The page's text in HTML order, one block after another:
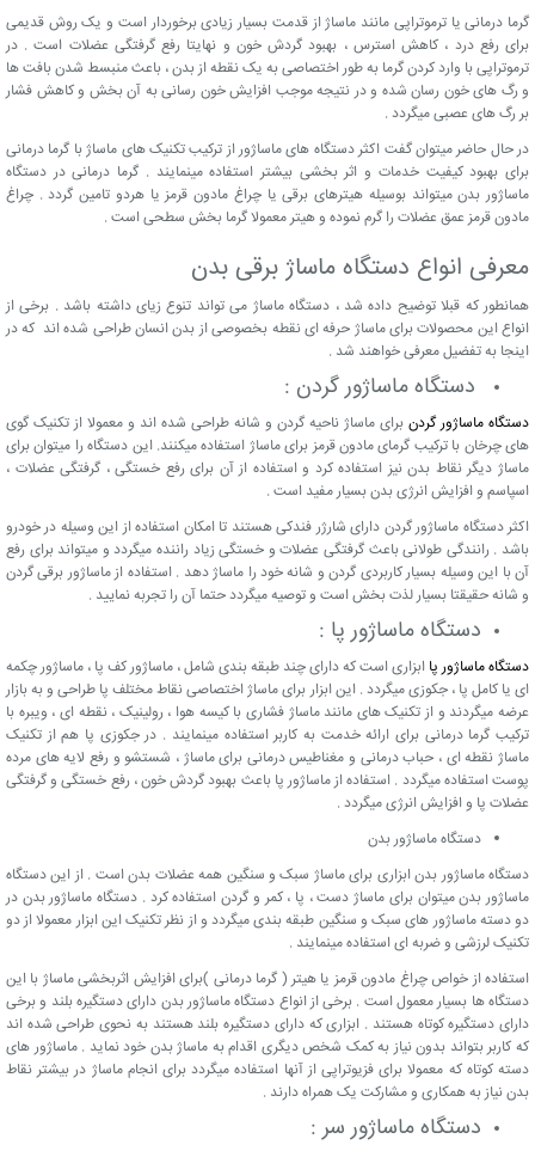
گرما درمانی یا ترموتراپی مانند ماساژ از قدمت بسیار زیادی برخوردار است و یک روش قدیمی
برای رفع درد ، کاهش استرس ، بهبود گردش خون و نهایتا رفع گرفتگی عضلات است . در
ترموتراپی با وارد کردن گرما به طور اختصاصی به یک نقطه از بدن ، باعث منبسط شدن بافت ها
و رگ های خون رسان شده و در نتیجه موجب افزایش خون رسانی به آن بخش و کاهش فشار
بر رگ های عصبی میگردد .
در حال حاضر میتوان گفت اکثر دستگاه های ماساژور از ترکیب تکنیک های ماساژ با گرما درمانی
برای بهبود کیفیت خدمات و اثر بخشی بیشتر استفاده مینمایند . گرما درمانی در دستگاه
ماساژور بدن میتواند بوسیله هیترهای برقی یا چراغ مادون قرمز یا هردو تامین گردد . چراغ
مادون قرمز عمق عضلات را گرم نموده و هیتر معمولا گرما بخش سطحی است .
معرفی انواع دستگاه ماساژ برقی بدن
همانطور که قبلا توضیح داده شد ، دستگاه ماساژ می تواند تنوع زیای داشته باشد . برخی از
انواع این محصولات برای ماساژ حرفه ای نقطه بخصوصی از بدن انسان طراحی شده اند که در
اینجا به تفضیل معرفی خواهند شد .
دستگاه ماساژور گردن :
دستگاه ماساژور گردن برای ماساژ ناحیه گردن و شانه طراحی شده اند و معمولا از تکنیک گوی
های چرخان با ترکیب گرمای مادون قرمز برای ماساژ استفاده میکنند. این دستگاه را میتوان برای
ماساژ دیگر نقاط بدن نیز استفاده کرد و استفاده از آن برای رفع خستگی ، گرفتگی عضلات ،
اسپاسم و افزایش انرژی بدن بسیار مفید است .
اکثر دستگاه ماساژور گردن دارای شارژر فندکی هستند تا امکان استفاده از این وسیله در خودرو
باشد . رانندگی طولانی باعث گرفتگی عضلات و خستگی زیاد راننده میگردد و میتواند برای رفع
آن با این وسیله بسیار کاربردی گردن و شانه خود را ماساژ دهد . استفاده از ماساژور برقی گردن
و شانه حقیقتا بسیار لذت بخش است و توصیه میگردد حتما آن را تجربه نمایید .
دستگاه ماساژور پا :
دستگاه ماساژور پا ابزاری است که دارای چند طبقه بندی شامل ، ماساژور کف پا ، ماساژور چکمه
ای یا کامل پا ، جکوزی میگردد . این ابزار برای ماساژ اختصاصی نقاط مختلف پا طراحی و به بازار
عرضه میگردند و از تکنیک های مانند ماساژ فشاری با کیسه هوا ، رولینیک ، نقطه ای ، ویبره با
ترکیب گرما درمانی برای ارائه خدمت به کاربر استفاده مینمایند . در جکوزی پا هم از تکنیک
ماساژ نقطه ای ، حباب درمانی و مغناطیس درمانی برای ماساژ ، شستشو و رفع لایه های مرده
پوست استفاده میگردد . استفاده از ماساژور پا باعث بهبود گردش خون ، رفع خستگی و گرفتگی
عضلات پا و افزایش انرژی میگردد .
دستگاه ماساژور بدن
دستگاه ماساژور بدن ابزاری برای ماساژ سبک و سنگین همه عضلات بدن است . از این دستگاه
ماساژور بدن میتوان برای ماساژ دست ، پا ، کمر و گردن استفاده کرد . دستگاه ماساژور بدن در
دو دسته ماساژور های سبک و سنگین طبقه بندی میگردد و از نظر تکنیک این ابزار معمولا از دو
تکنیک لرزشی و ضربه ای استفاده مینمایند .
استفاده از خواص چراغ مادون قرمز یا هیتر ( گرما درمانی )برای افزایش اثربخشی ماساژ با این
دستگاه ها بسیار معمول است . برخی از انواع دستگاه ماساژور بدن دارای دستگیره بلند و برخی
دارای دستگیره کوتاه هستند . ابزاری که دارای دستگیره بلند هستند به نحوی طراحی شده اند
که کاربر بتواند بدون نیاز به کمک شخص دیگری اقدام به ماساژ بدن خود نماید . ماساژور های
دسته کوتاه که معمولا برای فزیوتراپی از آنها استفاده میگردد برای انجام ماساژ در بیشتر نقاط
بدن نیاز به همکاری و مشارکت یک همراه دارند .
دستگاه ماساژور سر :